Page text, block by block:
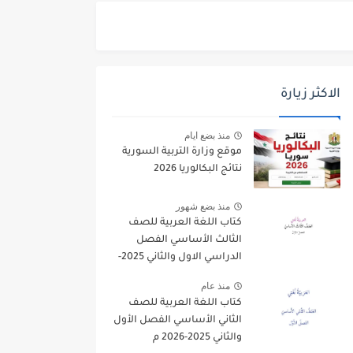
الاكثر زيارة
منذ بضع ايام
موقع وزارة التربية السورية
نتائج البكالوريا 2026
منذ بضع شهور
كتاب اللغة العربية للصف
الثالث الأساسي الفصل
الدراسي الاول والثاني 2025-
منذ عام
كتاب اللغة العربية للصف
الثاني الأساسي الفصل الأول
والثاني 2025-2026 م